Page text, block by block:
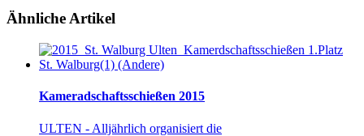
Ähnliche Artikel
Kameradschaftsschießen 2015
ULTEN - Alljährlich organisiert die